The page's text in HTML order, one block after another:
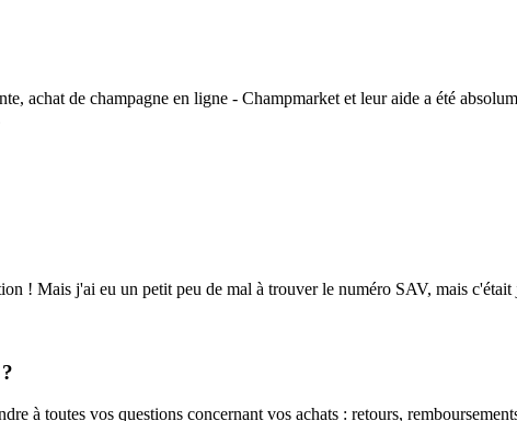
achat de champagne en ligne - Champmarket et leur aide a été
! Mais j'ai eu un petit peu de mal à trouver le numéro SAV, mais c'était
à toutes vos questions concernant vos achats : retours,